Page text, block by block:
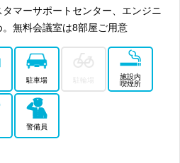
マーサポートセンター、エンジニ
無料会議室は8部屋ご用意
駐車場
施設内
喫煙所
警備員